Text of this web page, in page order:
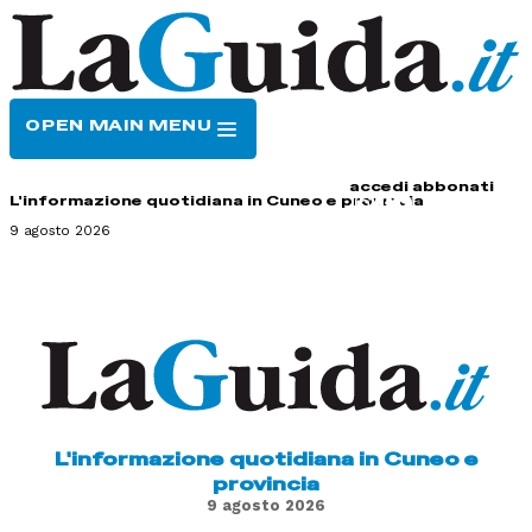
OPEN MAIN MENU
accedi abbonati
L'informazione quotidiana in Cuneo e provincia
9 agosto 2026
L'informazione quotidiana in Cuneo e
provincia
9 agosto 2026